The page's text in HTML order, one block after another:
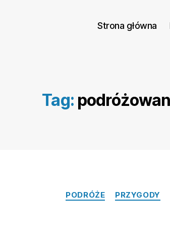
Strona główna
Tag:
Kategorie
PODRÓŻE PRZYGODY